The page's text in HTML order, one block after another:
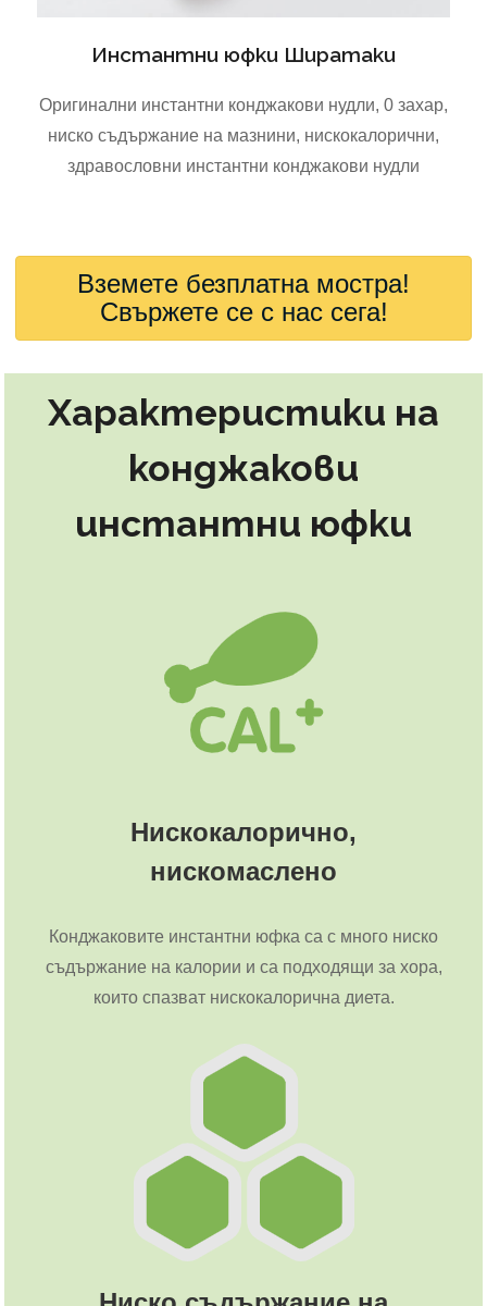
Инстантни юфки Ширатаки
Оригинални инстантни конджакови нудли, 0 захар,
ниско съдържание на мазнини, нискокалорични,
здравословни инстантни конджакови нудли
Вземете безплатна мостра!
Свържете се с нас сега!
Характеристики на
конджакови
инстантни юфки
Нискокалорично,
нискомаслено
Конджаковите инстантни юфка са с много ниско
съдържание на калории и са подходящи за хора,
които спазват нискокалорична диета.